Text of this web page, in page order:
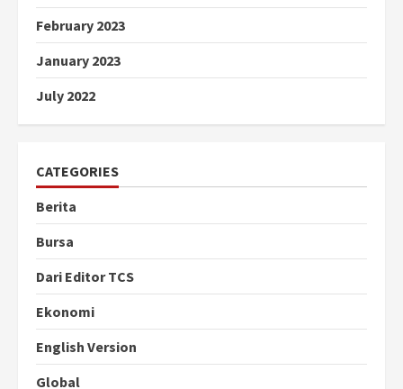
February 2023
January 2023
July 2022
CATEGORIES
Berita
Bursa
Dari Editor TCS
Ekonomi
English Version
Global